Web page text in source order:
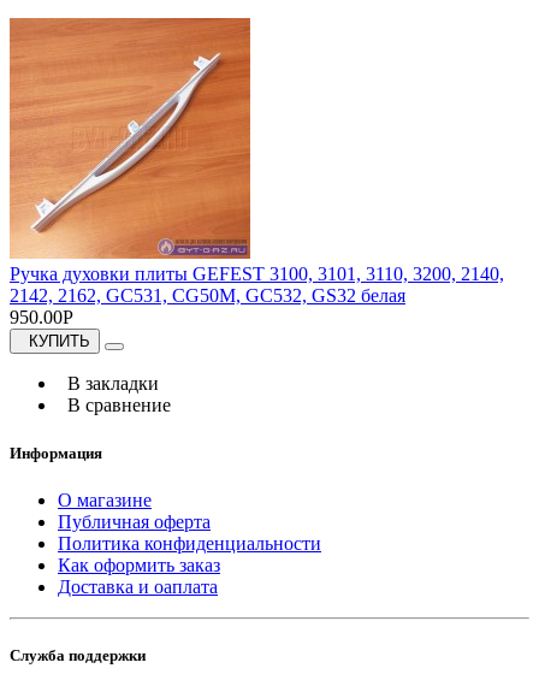
Ручка духовки плиты GEFEST 3100, 3101, 3110, 3200, 2140,
2142, 2162, GC531, CG50M, GC532, GS32 белая
950.00Р
КУПИТЬ
В закладки
В сравнение
Информация
О магазине
Публичная оферта
Политика конфиденциальности
Как оформить заказ
Доставка и оаплата
Служба поддержки